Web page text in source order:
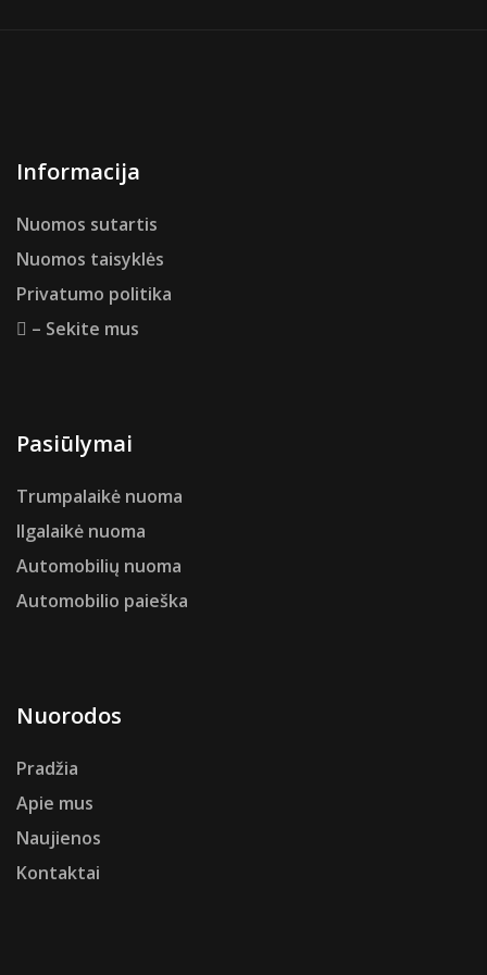
Informacija
Nuomos sutartis
Nuomos taisyklės
Privatumo politika
– Sekite mus
Pasiūlymai
Trumpalaikė nuoma
Ilgalaikė nuoma
Automobilių nuoma
Automobilio paieška
Nuorodos
Pradžia
Apie mus
Naujienos
Kontaktai